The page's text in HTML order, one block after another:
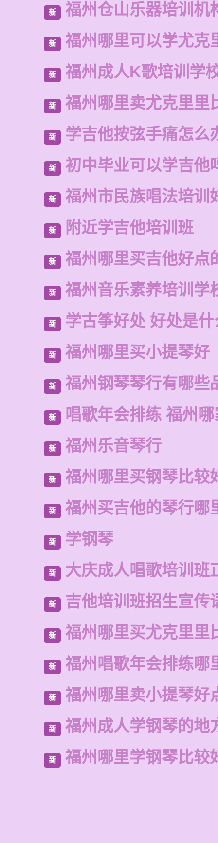
新 福州仓山乐器培训机
新 福州哪里可以学尤克
新 福州成人K歌培训学
新 福州哪里卖尤克里里
新 学吉他按弦手痛怎么
新 初中毕业可以学吉他
新 福州市民族唱法培训
新 附近学吉他培训班
新 福州哪里买吉他好点
新 福州音乐素养培训学
新 学古筝好处 好处是什
新 福州哪里买小提琴好
新 福州钢琴琴行有哪些
新 唱歌年会排练 福州
新 福州乐音琴行
新 福州哪里买钢琴比较
新 福州买吉他的琴行哪
新 学钢琴
新 大庆成人唱歌培训班
新 吉他培训班招生宣传
新 福州哪里买尤克里里
新 福州唱歌年会排练哪
新 福州哪里卖小提琴好
新 福州成人学钢琴的地
新 福州哪里学钢琴比较